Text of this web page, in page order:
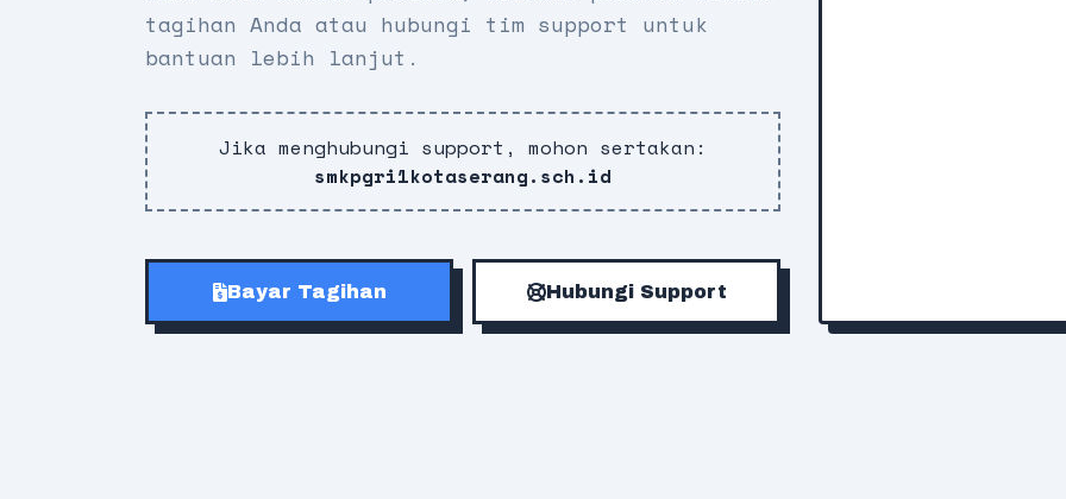
tagihan Anda atau hubungi tim support untuk
bantuan lebih lanjut.
Jika menghubungi support, mohon sertakan:
smkpgri1kotaserang.sch.id
Bayar Tagihan Hubungi Support